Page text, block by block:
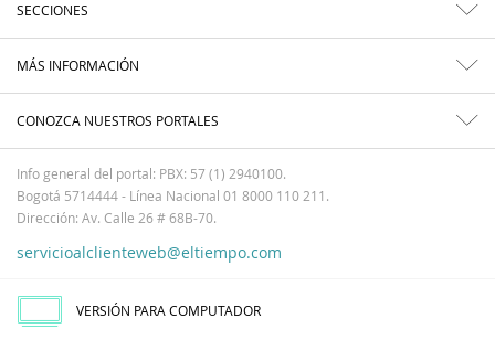
SECCIONES
MÁS INFORMACIÓN
CONOZCA NUESTROS PORTALES
Info general del portal: PBX: 57 (1) 2940100.
Bogotá 5714444 - Línea Nacional 01 8000 110 211.
Dirección: Av. Calle 26 # 68B-70.
servicioalclienteweb@eltiempo.com
VERSIÓN PARA COMPUTADOR